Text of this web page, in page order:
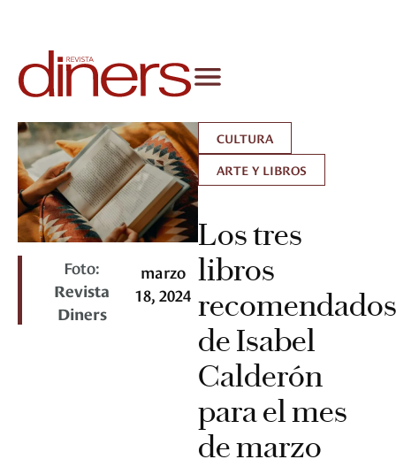
Foto:
Revista
Diners
marzo
18, 2024
CULTURA
ARTE Y LIBROS
Los tres
libros
recomendados
de Isabel
Calderón
para el mes
de marzo